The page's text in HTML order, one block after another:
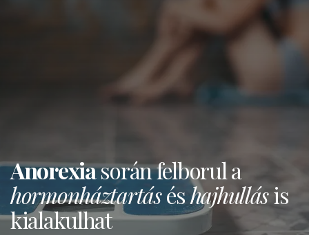
Anorexiasorán felborul a
hormonháztartáséshajhullásis
kialakulhat